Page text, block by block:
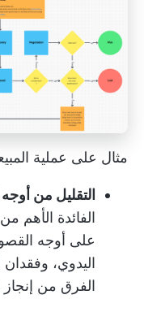
مثال على عملية
التقليل من
الفائدة الأهم
على أوجه
اليدوي، وفقدان
الفرق من إنجاز